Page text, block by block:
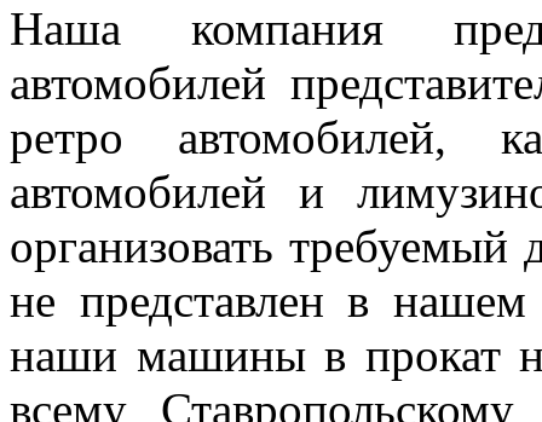
Наша компания
автомобилей
ретро автомобилей,
автомобилей и
организовать требуемый
не представлен в
наши машины в прокат
всему